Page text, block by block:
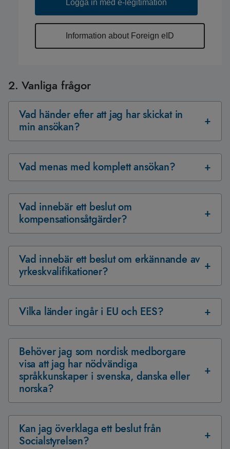
Logga in med e-legitimation
Information about Foreign eID
2. Vanliga frågor
Vad händer efter att jag har skickat in
min ansökan?
Vad menas med komplett ansökan?
Vad innebär ett beslut om
kompensationsåtgärder?
Vad innebär ett beslut om erkännande av
yrkeskvalifikationer?
Vilka länder ingår i EU och EES?
Behöver jag som nordisk medborgare
visa att jag har nödvändiga
språkkunskaper i svenska, danska eller
norska?
Kan jag överklaga ett beslut från
Socialstyrelsen?